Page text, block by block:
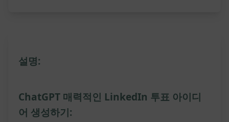
설명:
ChatGPT 매력적인 LinkedIn 투표 아이디
어 생성하기: